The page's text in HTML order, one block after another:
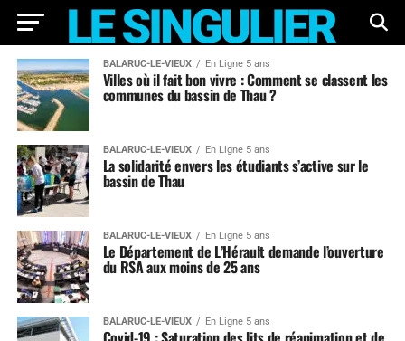
BALARUC-LE-VIEUX En Ligne 5 ans
Villes où il fait bon vivre : Comment se classent les
communes du bassin de Thau ?
BALARUC-LE-VIEUX En Ligne 5 ans
La solidarité envers les étudiants s’active sur le
bassin de Thau
BALARUC-LE-VIEUX En Ligne 5 ans
Le Département de L’Hérault demande l’ouverture
du RSA aux moins de 25 ans
BALARUC-LE-VIEUX En Ligne 5 ans